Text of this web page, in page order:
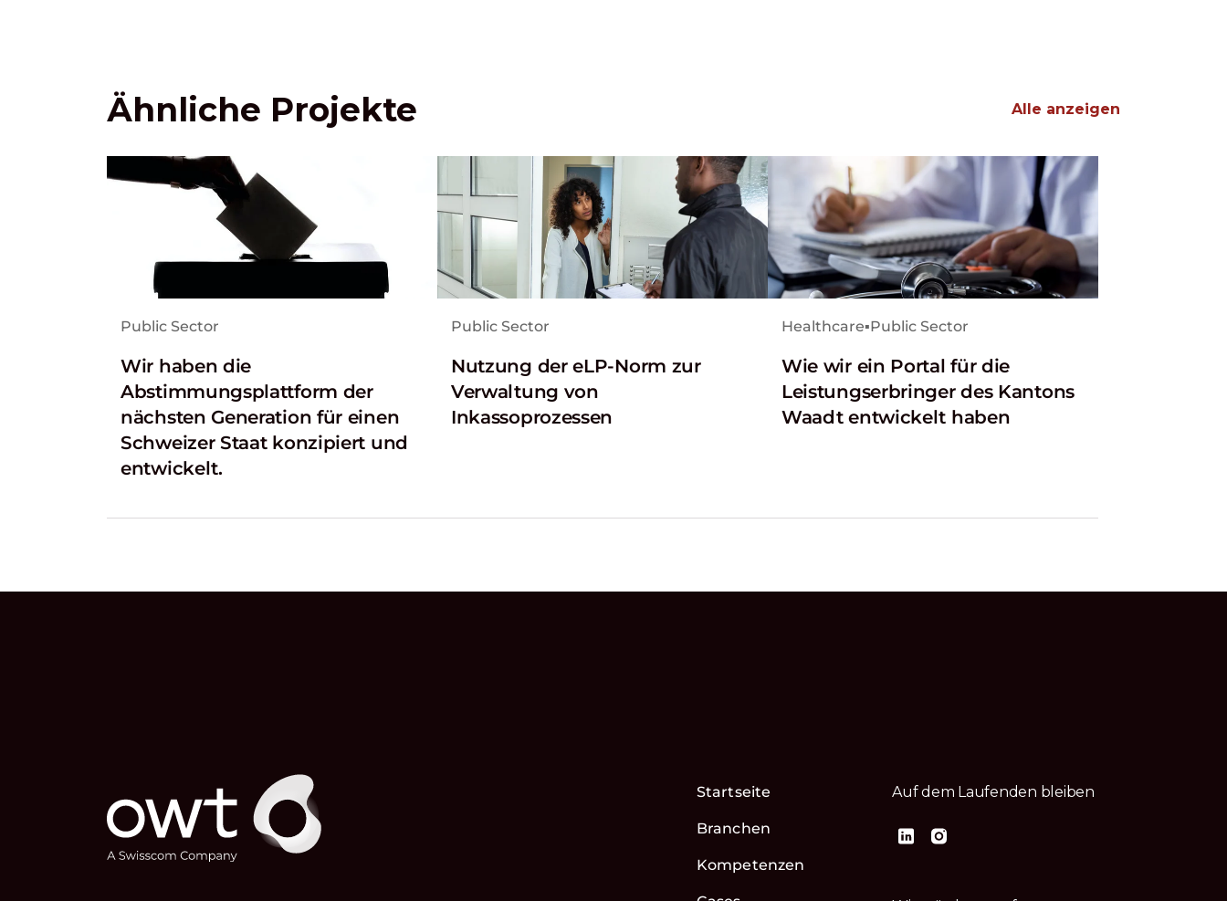
Ähnliche Projekte Alle anzeigen
Public Sector
Wir haben die
Abstimmungsplattform der
nächsten Generation für einen
Schweizer Staat konzipiert und
entwickelt.
Public Sector
Nutzung der eLP-Norm zur
Verwaltung von
Inkassoprozessen
Healthcare▪Public Sector
Wie wir ein Portal für die
Leistungserbringer des Kantons
Waadt entwickelt haben
Startseite
Branchen
Kompetenzen
Auf dem Laufenden bleiben